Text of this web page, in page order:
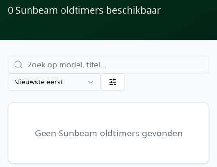
0 Sunbeam oldtimers beschikbaar
Nieuwste eerst
Geen Sunbeam oldtimers gevonden